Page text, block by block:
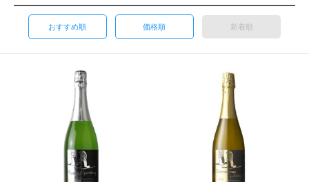
おすすめ順 価格順 新着順